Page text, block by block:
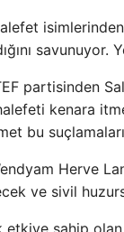
savunuyor.
partisinden
kenara
bu
Herve
ve sivil
sahip